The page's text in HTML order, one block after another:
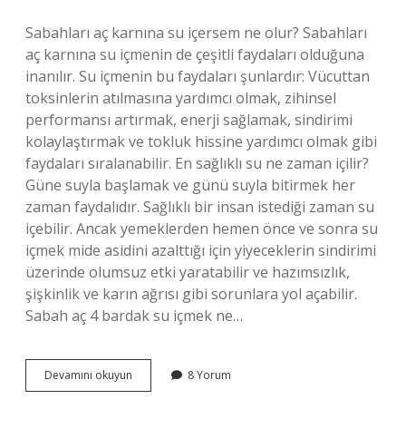
Sabahları aç karnına su içersem ne olur? Sabahları
aç karnına su içmenin de çeşitli faydaları olduğuna
inanılır. Su içmenin bu faydaları şunlardır: Vücuttan
toksinlerin atılmasına yardımcı olmak, zihinsel
performansı artırmak, enerji sağlamak, sindirimi
kolaylaştırmak ve tokluk hissine yardımcı olmak gibi
faydaları sıralanabilir. En sağlıklı su ne zaman içilir?
Güne suyla başlamak ve günü suyla bitirmek her
zaman faydalıdır. Sağlıklı bir insan istediği zaman su
içebilir. Ancak yemeklerden hemen önce ve sonra su
içmek mide asidini azalttığı için yiyeceklerin sindirimi
üzerinde olumsuz etki yaratabilir ve hazımsızlık,
şişkinlik ve karın ağrısı gibi sorunlara yol açabilir.
Sabah aç 4 bardak su içmek ne…
Devamını okuyun
Karnına
8 Yorum